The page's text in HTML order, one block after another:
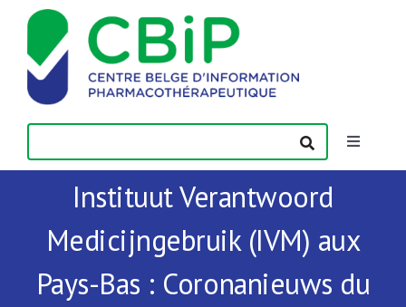
Passer
contenu
Toggle
Actualités
Publications
Instituut Verantwoord
Medicijngebruik (IVM) aux
Pays-Bas : Coronanieuws du